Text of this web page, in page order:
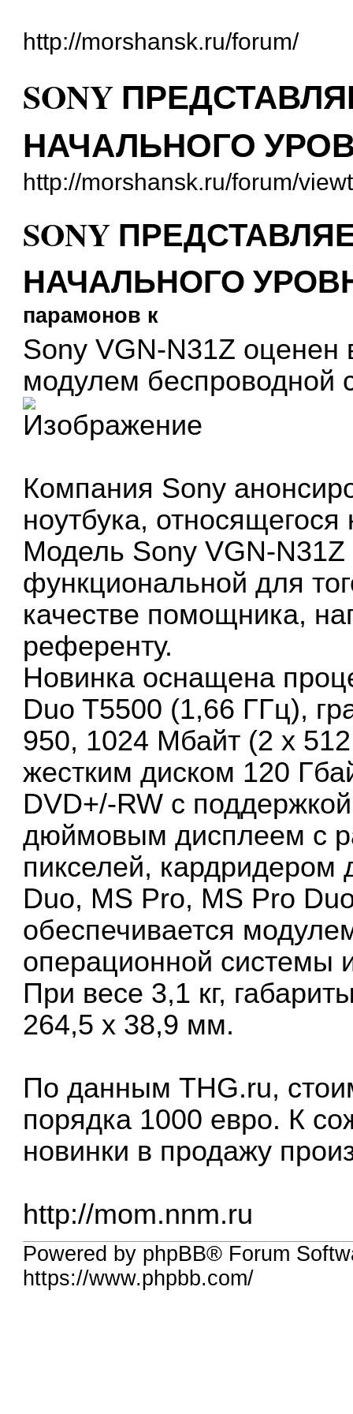
http://morshansk.ru/forum/
SONY
НАЧАЛЬНОГО
http://morshansk.ru/forum/
SONY
НАЧАЛЬНОГО
парамонов к
Sony VGN-N31Z
модулем беспроводной
Компания Sony
ноутбука,
Модель Sony VGN-N31Z
функциональной для
качестве помощника,
референту.
Новинка оснащена
Duo T5500 (1,66 ГГц),
950, 1024 Мбайт (2 x
жестким диском 120
DVD+/-RW с
дюймовым дисплеем с
пикселей, кардридером
Duo, MS Pro, MS Pro
обеспечивается
операционной системы
При весе 3,1 кг,
264,5 x 38,9 мм.
По данным THG.ru,
порядка 1000 евро. К
новинки в продажу
http://mom.nnm.ru
Powered by phpBB® Forum
https://www.phpbb.com/